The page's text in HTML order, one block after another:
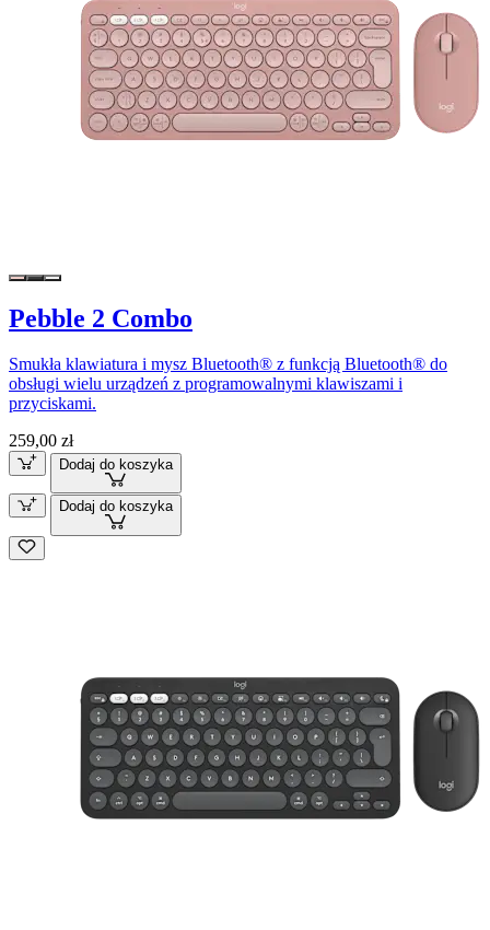
Pebble 2 Combo
Smukła klawiatura i mysz Bluetooth® z funkcją Bluetooth® do
obsługi wielu urządzeń z programowalnymi klawiszami i
przyciskami.
259,00 zł
Dodaj do koszyka
Dodaj do koszyka